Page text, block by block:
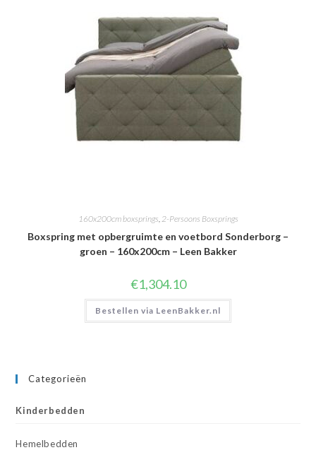
160x200cm boxsprings,2-Persoons Boxsprings
Boxspring met opbergruimte en voetbord Sonderborg –
groen – 160x200cm – Leen Bakker
€1,304.10
Bestellen via LeenBakker.nl
Categorieën
Kinderbedden
Hemelbedden